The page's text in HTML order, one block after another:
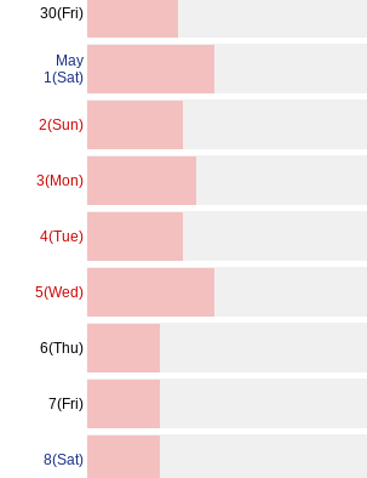
30(Fri)
May
1(Sat)
2(Sun)
3(Mon)
4(Tue)
5(Wed)
6(Thu)
7(Fri)
8(Sat)